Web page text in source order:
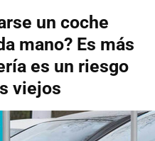
un coche
mano? Es más
es un riesgo
viejos